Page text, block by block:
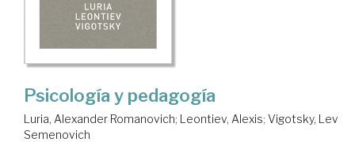
Psicología y pedagogía
Luria, Alexander Romanovich; Leontiev, Alexis; Vigotsky, Lev
Semenovich